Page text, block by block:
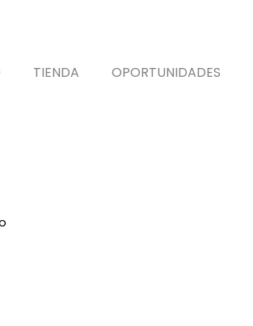
TIENDA OPORTUNIDADES